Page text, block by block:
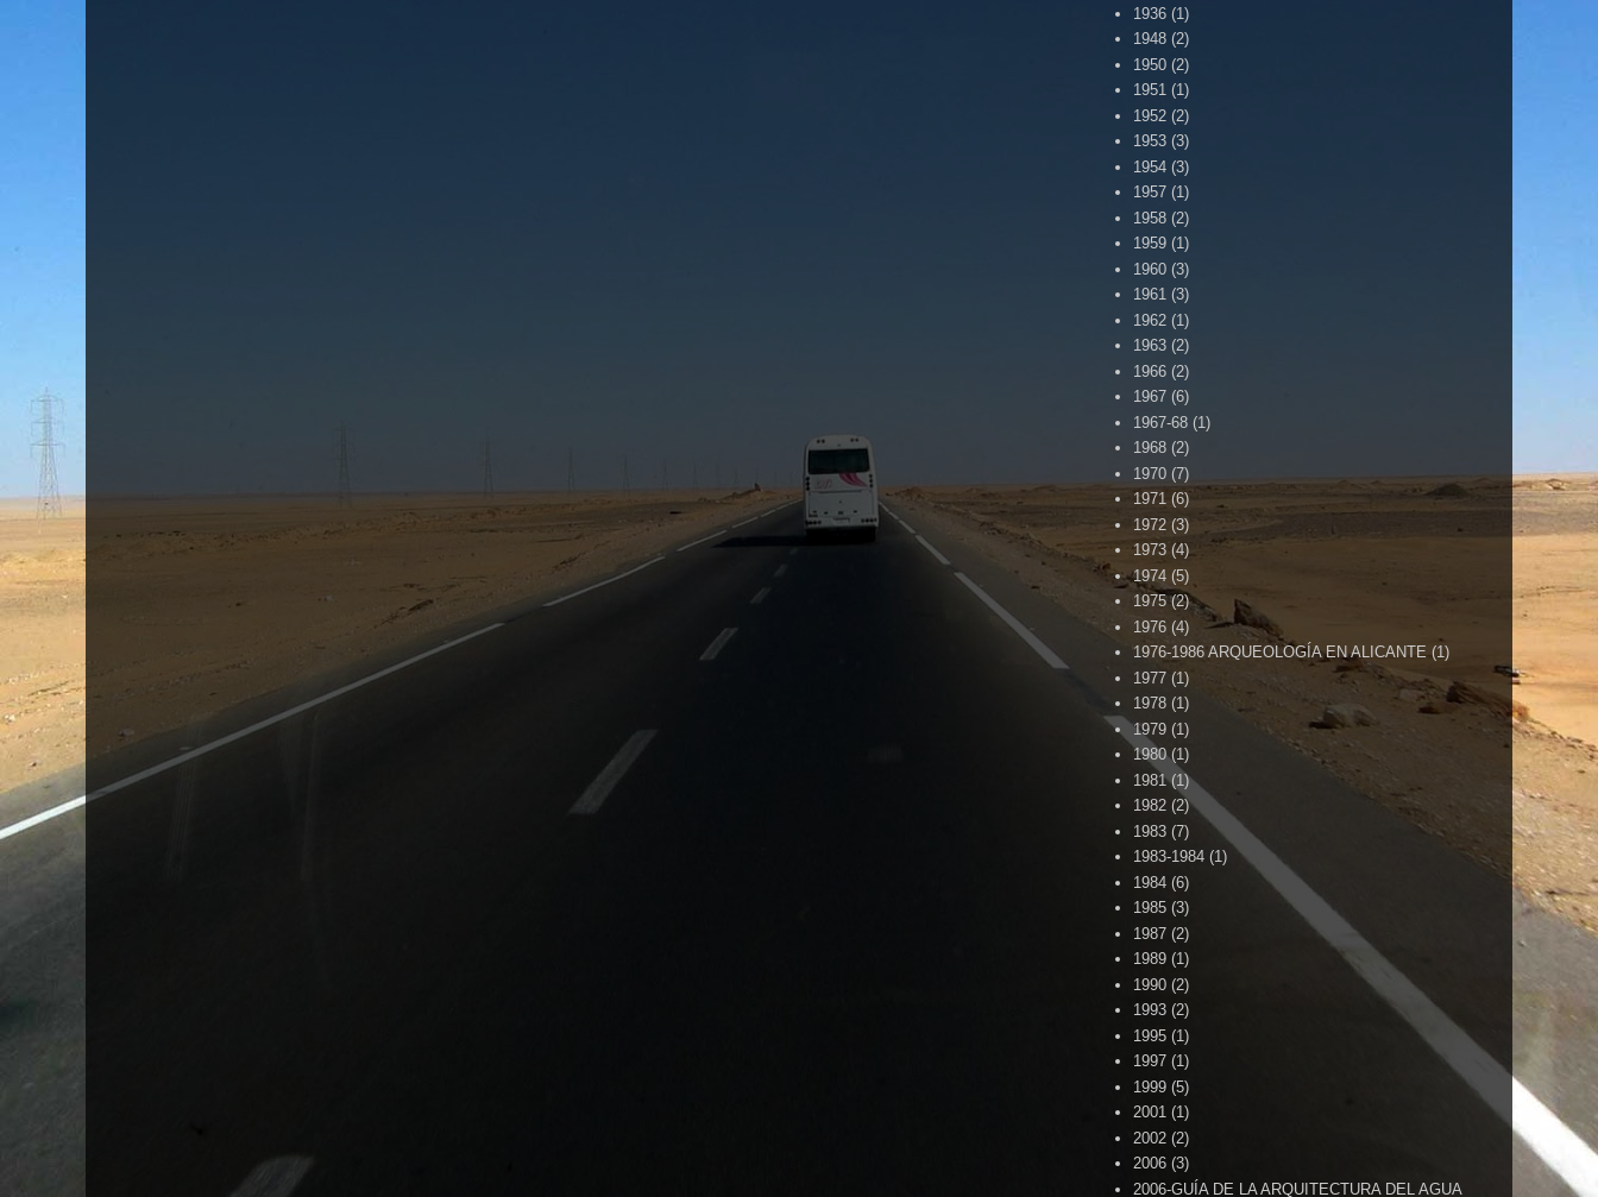
1936 (1)
1948 (2)
1950 (2)
1951 (1)
1952 (2)
1953 (3)
1954 (3)
1957 (1)
1958 (2)
1959 (1)
1960 (3)
1961 (3)
1962 (1)
1963 (2)
1966 (2)
1967 (6)
1967-68 (1)
1968 (2)
1970 (7)
1971 (6)
1972 (3)
1973 (4)
1974 (5)
1975 (2)
1976 (4)
1976-1986 ARQUEOLOGÍA EN ALICANTE (1)
1977 (1)
1978 (1)
1979 (1)
1980 (1)
1981 (1)
1982 (2)
1983 (7)
1983-1984 (1)
1984 (6)
1985 (3)
1987 (2)
1989 (1)
1990 (2)
1993 (2)
1995 (1)
1997 (1)
1999 (5)
2001 (1)
2002 (2)
2006 (3)
2006-GUÍA DE LA ARQUITECTURA DEL AGUA